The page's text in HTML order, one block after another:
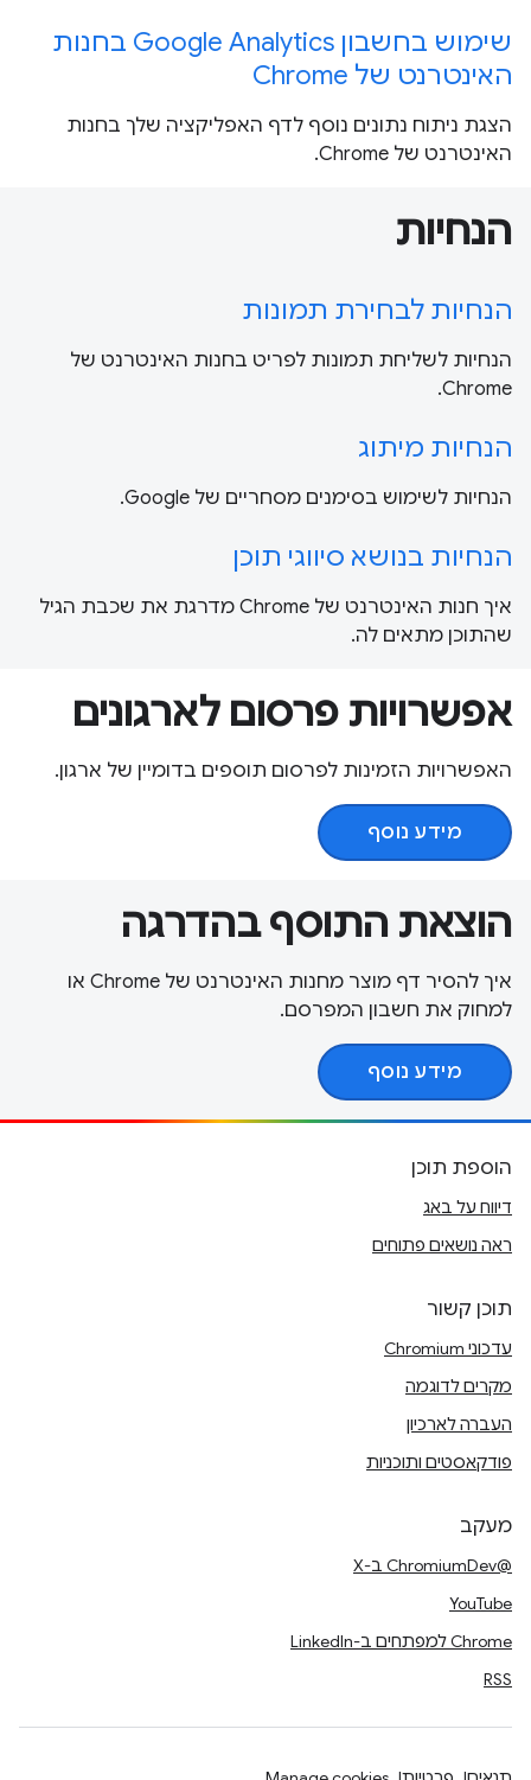
שימוש בחשבון Google Analytics בחנות
האינטרנט של Chrome
הצגת ניתוח נתונים נוסף לדף האפליקציה שלך בחנות
האינטרנט של Chrome.
הנחיות
הנחיות לבחירת תמונות
הנחיות לשליחת תמונות לפריט בחנות האינטרנט של
Chrome.
הנחיות מיתוג
הנחיות לשימוש בסימנים מסחריים של Google.
הנחיות בנושא סיווגי תוכן
איך חנות האינטרנט של Chrome מדרגת את שכבת הגיל
שהתוכן מתאים לה.
אפשרויות פרסום לארגונים
האפשרויות הזמינות לפרסום תוספים בדומיין של ארגון.
מידע נוסף
הוצאת התוסף בהדרגה
איך להסיר דף מוצר מחנות האינטרנט של Chrome או
למחוק את חשבון המפרסם.
מידע נוסף
הוספת תוכן
דיווח על באג
ראה נושאים פתוחים
תוכן קשור
עדכוני Chromium
מקרים לדוגמה
העברה לארכיון
פודקאסטים ותוכניות
מעקב
@ChromiumDev ב-X
YouTube
Chrome למפתחים ב-LinkedIn
RSS